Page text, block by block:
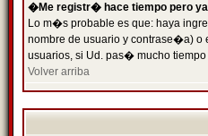
�Me registr� hace tiempo pero
Lo m�s probable es que: haya
nombre de usuario y contrase�a) o
usuarios, si Ud. pas� mucho
Volver arriba